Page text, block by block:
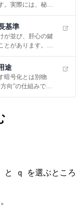
実際には、秘密
参加者全員の分
基準
が並び、肝心の鍵
があります。そ
前だけで選ぶもの
途
暗号化とは別物
向”の仕組みで
と q
を選ぶところ